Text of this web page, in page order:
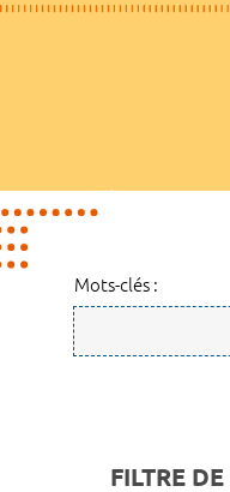
Mots-clés :
FILTRE DE